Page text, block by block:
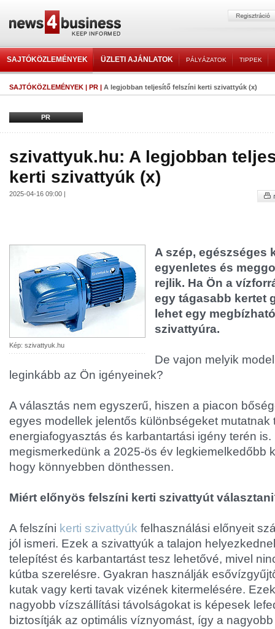
SAJTÓKÖZLEMÉNYEK ÜZLETI AJÁNLATOK PÁLYÁZATOK TIPPEK
SAJTÓKÖZLEMÉNYEK | PR | A legjobban teljesítő felszíni kerti szivattyúk (x)
PR
szivattyuk.hu: A legjobban
kerti szivattyúk (x)
2025-04-16 09:00 |
Kép: szivattyuk.hu
A szép, egészséges
egyenletes és
rejlik. Ha Ön a
egy tágasabb kertet
lehet egy
szivattyúra.
De vajon melyik
leginkább az Ön igényeinek?
A választás nem egyszerű, hiszen a piacon
egyes modellek jelentős különbségeket mutatnak
energiafogyasztás és karbantartási igény terén
megismerkedünk a 2025-ös év legkiemelkedőbb
hogy könnyebben dönthessen.
Miért előnyös felszíni kerti szivattyút
A felszíni kerti szivattyúk felhasználási előnyeit
jól ismeri. Ezek a szivattyúk a talajon
telepítést és karbantartást tesz lehetővé, mivel
kútba szerelésre. Gyakran használják
kutak vagy kerti tavak vizének kitermelésére.
nagyobb vízszállítási távolságokat is képesek
biztosítják az optimális víznyomást, így a